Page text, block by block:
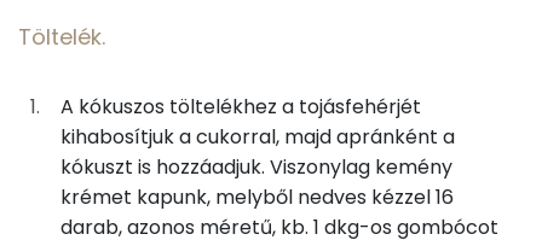
Töltelék.
33gkókuszreszelék
220 kcal
17gcukor
65 kcal
A vitamin (RAE):
Fehérje
Összesen 12 g
Töltelék.
A kókuszos töltelékhez a tojásfehérjét
kihabosítjuk a cukorral, majd apránként a
kókuszt is hozzáadjuk. Viszonylag kemény
krémet kapunk, melyből nedves kézzel 16
darab, azonos méretű, kb. 1 dkg-os gombócot